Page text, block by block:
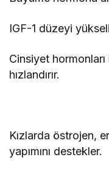
IGF-1 düzeyi
Cinsiyet
hızlandırır.
Kızlarda östrojen,
yapımını destekler.